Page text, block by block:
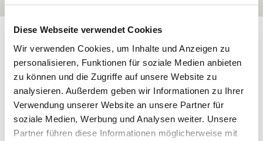
Diese Webseite verwendet Cookies
Wir verwenden Cookies, um Inhalte und Anzeigen zu
personalisieren, Funktionen für soziale Medien anbieten
zu können und die Zugriffe auf unsere Website zu
analysieren. Außerdem geben wir Informationen zu Ihrer
Verwendung unserer Website an unsere Partner für
soziale Medien, Werbung und Analysen weiter. Unsere
Partner führen diese Informationen möglicherweise mit